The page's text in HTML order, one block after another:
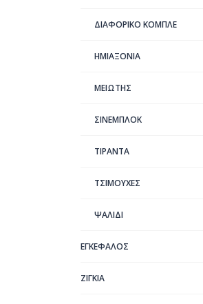
ΔΙΑΦΟΡΙΚΟ ΚΟΜΠΛΕ
ΗΜΙΑΞΟΝΙΑ
ΜΕΙΩΤΗΣ
ΣΙΝΕΜΠΛΟΚ
ΤΙΡΑΝΤΑ
ΤΣΙΜΟΥΧΕΣ
ΨΑΛΙΔΙ
ΕΓΚΕΦΑΛΟΣ
ΖΙΓΚΙΑ